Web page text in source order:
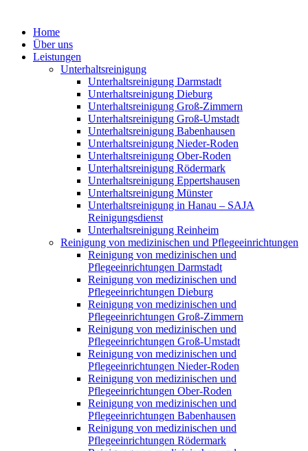
Home
Über uns
Leistungen
Unterhaltsreinigung
Unterhaltsreinigung Darmstadt
Unterhaltsreinigung Dieburg
Unterhaltsreinigung Groß-Zimmern
Unterhaltsreinigung Groß-Umstadt
Unterhaltsreinigung Babenhausen
Unterhaltsreinigung Nieder-Roden
Unterhaltsreinigung Ober-Roden
Unterhaltsreinigung Rödermark
Unterhaltsreinigung Eppertshausen
Unterhaltsreinigung Münster
Unterhaltsreinigung in Hanau – SAJA
Reinigungsdienst
Unterhaltsreinigung Reinheim
Reinigung von medizinischen und Pflegeeinrichtungen
Reinigung von medizinischen und
Pflegeeinrichtungen Darmstadt
Reinigung von medizinischen und
Pflegeeinrichtungen Dieburg
Reinigung von medizinischen und
Pflegeeinrichtungen Groß-Zimmern
Reinigung von medizinischen und
Pflegeeinrichtungen Groß-Umstadt
Reinigung von medizinischen und
Pflegeeinrichtungen Nieder-Roden
Reinigung von medizinischen und
Pflegeeinrichtungen Ober-Roden
Reinigung von medizinischen und
Pflegeeinrichtungen Babenhausen
Reinigung von medizinischen und
Pflegeeinrichtungen Rödermark